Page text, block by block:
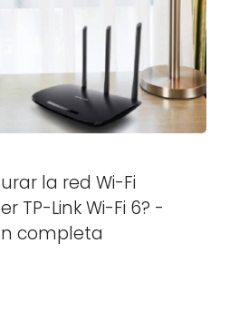
la red Wi-Fi
TP-Link Wi-Fi 6? -
completa